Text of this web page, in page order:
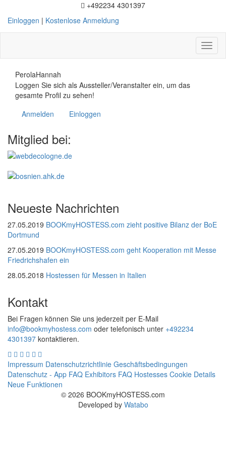
+492234 4301397
Einloggen | Kostenlose Anmeldung
PerolaHannah
Loggen Sie sich als Aussteller/Veranstalter ein, um das
gesamte Profil zu sehen!
Anmelden
Einloggen
Mitglied bei:
Neueste Nachrichten
27.05.2019 BOOKmyHOSTESS.com zieht positive Bilanz der BoE
Dortmund
27.05.2019 BOOKmyHOSTESS.com geht Kooperation mit Messe
Friedrichshafen ein
28.05.2018 Hostessen für Messen in Italien
Kontakt
Bei Fragen können Sie uns jederzeit per E-Mail
info@bookmyhostess.com oder telefonisch unter +492234
4301397 kontaktieren.
Impressum Datenschutzrichtlinie Geschäftsbedingungen
Datenschutz - App FAQ Exhibitors FAQ Hostesses Cookie Details
Neue Funktionen
© 2026 BOOKmyHOSTESS.com
Developed by Watabo